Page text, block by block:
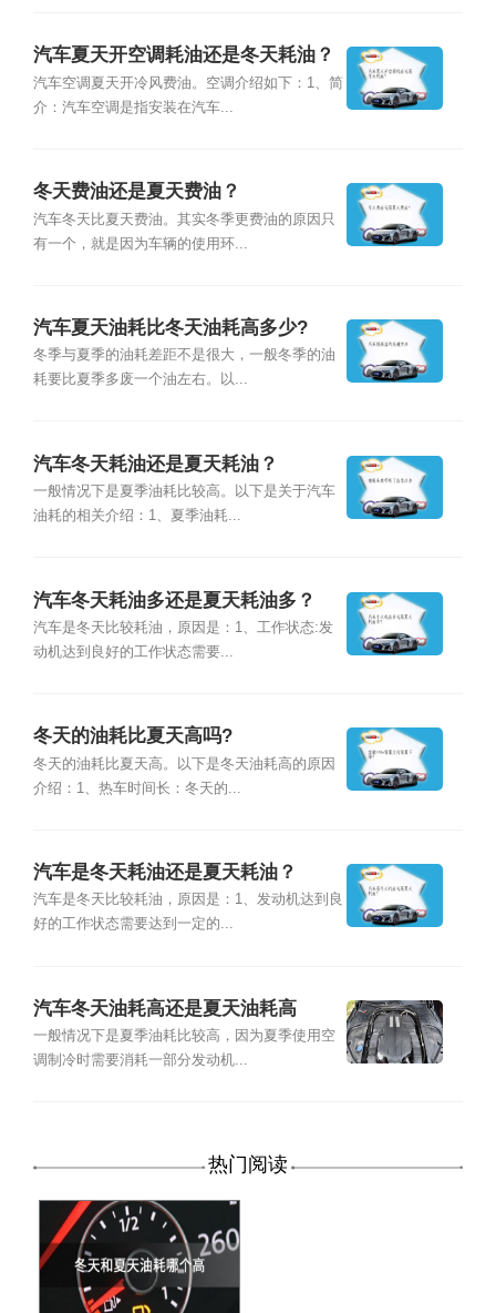
汽车夏天开空调耗油还是冬天耗油？
汽车空调夏天开冷风费油。空调介绍如下：1、简
介：汽车空调是指安装在汽车...
冬天费油还是夏天费油？
汽车冬天比夏天费油。其实冬季更费油的原因只
有一个，就是因为车辆的使用环...
汽车夏天油耗比冬天油耗高多少?
冬季与夏季的油耗差距不是很大，一般冬季的油
耗要比夏季多废一个油左右。以...
汽车冬天耗油还是夏天耗油？
一般情况下是夏季油耗比较高。以下是关于汽车
油耗的相关介绍：1、夏季油耗...
汽车冬天耗油多还是夏天耗油多？
汽车是冬天比较耗油，原因是：1、工作状态:发
动机达到良好的工作状态需要...
冬天的油耗比夏天高吗?
冬天的油耗比夏天高。以下是冬天油耗高的原因
介绍：1、热车时间长：冬天的...
汽车是冬天耗油还是夏天耗油？
汽车是冬天比较耗油，原因是：1、发动机达到良
好的工作状态需要达到一定的...
汽车冬天油耗高还是夏天油耗高
一般情况下是夏季油耗比较高，因为夏季使用空
调制冷时需要消耗一部分发动机...
热门阅读